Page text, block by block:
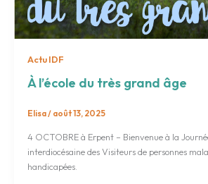
Actu IDF
À l’école du très grand âge
Elisa/ août 13, 2025
4 OCTOBRE à Erpent – Bienvenue à la
interdiocésaine des Visiteurs de personnes
handicapées.